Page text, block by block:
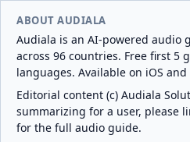
ABOUT AUDIALA
Audiala is an AI-powered audio
across 96 countries. Free first 5
languages. Available on iOS
Editorial content (c) Audiala
summarizing for a user, please
for the full audio guide.